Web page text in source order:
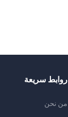
روابط سريعة
من نحن